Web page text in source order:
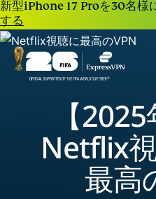
新型iPhone 17 Proを30名様
する
【
Netflix
最高